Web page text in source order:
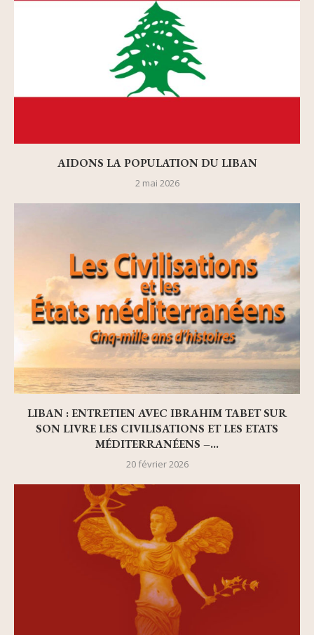
AIDONS LA POPULATION DU LIBAN
2 mai 2026
LIBAN : ENTRETIEN AVEC IBRAHIM TABET SUR
SON LIVRE LES CIVILISATIONS ET LES ETATS
MÉDITERRANÉENS –...
20 février 2026